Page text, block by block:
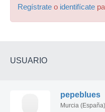
Regístrate o identifícate
USUARIO
pepeblues
Murcia (España)